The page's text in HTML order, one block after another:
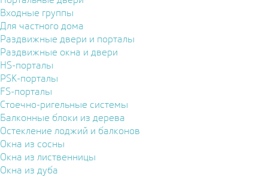
Входные группы
Для частного дома
Раздвижные двери и порталы
Раздвижные окна и двери
HS-порталы
PSK-порталы
FS-порталы
Стоечно-ригельные системы
Балконные блоки из дерева
Остекление лоджий и балконов
Окна из сосны
Окна из лиственницы
Окна из дуба